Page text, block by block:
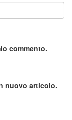
commento.
nuovo articolo.